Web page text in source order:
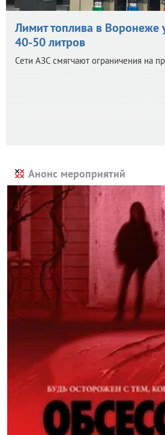
Лимит топлива в Воронеже
40-50 литров
Сети АЗС смягчают ограничения на
Анонс мероприятий